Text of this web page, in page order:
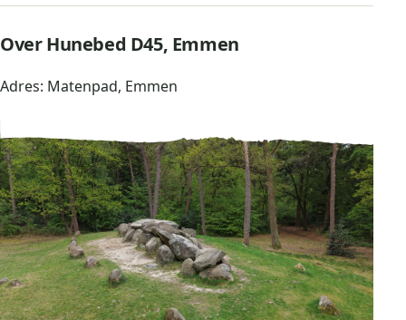
Over Hunebed D45, Emmen
Adres: Matenpad, Emmen